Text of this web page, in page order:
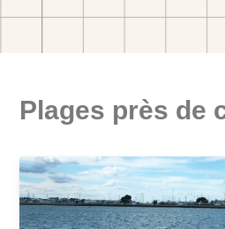
Plages près de